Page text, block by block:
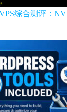
综合测评：